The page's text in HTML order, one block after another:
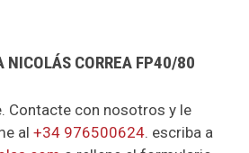
NICOLÁS CORREA FP40/80
Contacte con nosotros y le
al +34 976500624. escriba a